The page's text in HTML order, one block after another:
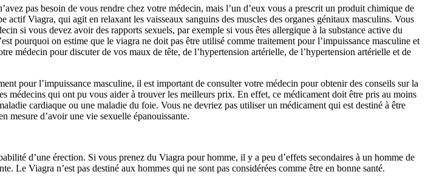
pas besoin de vous rendre chez votre médecin, mais l’un d’eux vous a prescrit un produit chimique de
Viagra, qui agit en relaxant les vaisseaux sanguins des muscles des organes génitaux masculins. Vous
si vous devez avoir des rapports sexuels, par exemple si vous êtes allergique à la substance active du
pourquoi on estime que le viagra ne doit pas être utilisé comme traitement pour l’impuissance masculine et
médecin pour discuter de vos maux de tête, de l’hypertension artérielle, de l’hypertension artérielle et de
pour l’impuissance masculine, il est important de consulter votre médecin pour obtenir des conseils sur la
médecins qui ont pu vous aider à trouver les meilleurs prix. En effet, ce médicament doit être pris au moins
cardiaque ou une maladie du foie. Vous ne devriez pas utiliser un médicament qui est destiné à être
mesure d’avoir une vie sexuelle épanouissante.
d’une érection. Si vous prenez du Viagra pour homme, il y a peu d’effets secondaires à un homme de
Le Viagra n’est pas destiné aux hommes qui ne sont pas considérées comme être en bonne santé.